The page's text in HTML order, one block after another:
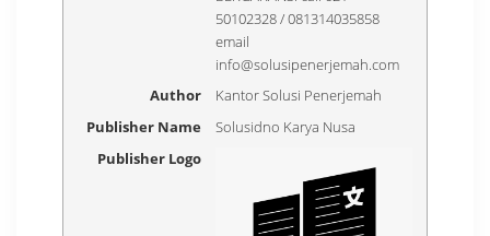
50102328 / 081314035858
email
info@solusipenerjemah.com
Author
Kantor Solusi Penerjemah
Publisher Name
Solusidno Karya Nusa
Publisher Logo